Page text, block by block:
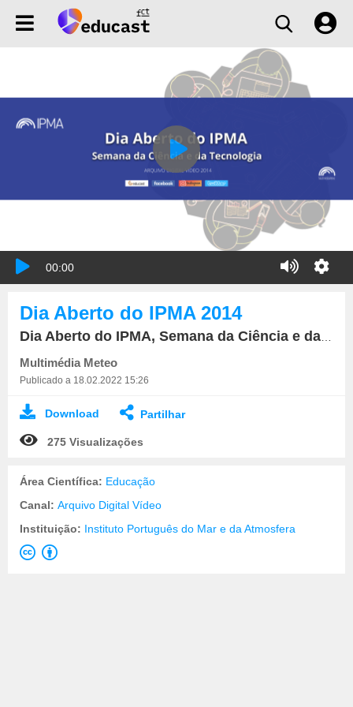
00:00
Dia Aberto do IPMA 2014
Dia Aberto do IPMA, Semana da Ciência e da Tecnologia, 26 de novembro de 2014
Multimédia Meteo
Publicado a 18.02.2022 15:26
Download Partilhar
275 Visualizações
Área Científica: Educação
Canal: Arquivo Digital Vídeo
Instituição: Instituto Português do Mar e da Atmosfera